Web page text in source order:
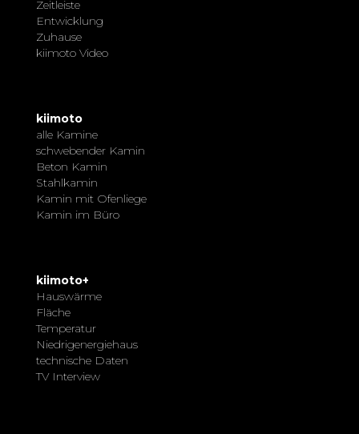
Zeitleiste
Entwicklung
Zuhause
kiimoto Video
kiimoto
alle Kamine
schwebender Kamin
Beton Kamin
Stahlkamin
Kamin mit Ofenliege
Kamin im Büro
kiimoto+
Hauswärme
Fläche
Temperatur
Niedrigenergiehaus
technische Daten
TV Interview